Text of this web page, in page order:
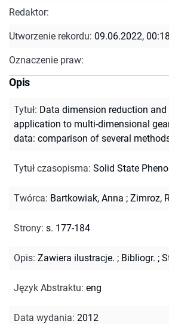
Redaktor:
Utworzenie rekordu: 09.06.2022, 00:18
Oznaczenie praw:
Opis
Tytuł: Data dimension reduction
application to multi-dimensional
data: comparison of several
Tytuł czasopisma: Solid State
Twórca: Bartkowiak, Anna ; Zimroz,
Strony: s. 177-184
Opis: Zawiera ilustracje. ; Bibliogr. ;
Język Abstraktu: eng
Data wydania: 2012